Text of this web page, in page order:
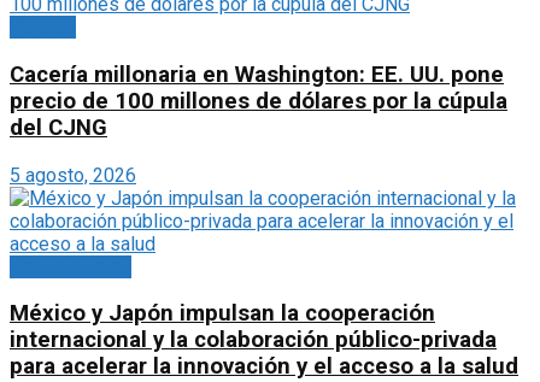
Cacería millonaria en Washington: EE. UU. pone
precio de 100 millones de dólares por la cúpula
del CJNG
5 agosto, 2026
México y Japón impulsan la cooperación
internacional y la colaboración público-privada
para acelerar la innovación y el acceso a la salud